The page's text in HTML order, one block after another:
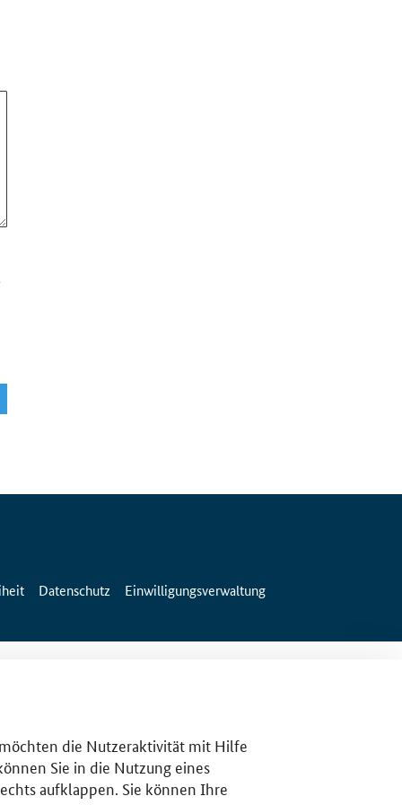
Datenschutz Einwilligungsverwaltung
die Nutzeraktivität mit Hilfe
Sie in die Nutzung eines
aufklappen. Sie können Ihre